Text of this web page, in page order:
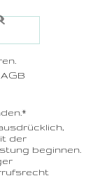
AGB
der
beginnen.